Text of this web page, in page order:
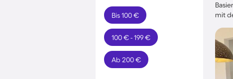
Bis 100 €
100 € - 199 €
Ab 200 €
mit